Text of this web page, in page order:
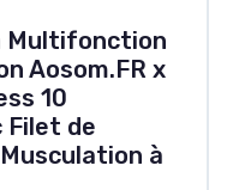
Multifonction
Aosom.FR x
10
Filet de
à